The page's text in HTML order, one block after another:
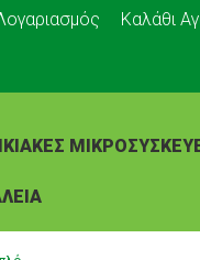
Καλάθι